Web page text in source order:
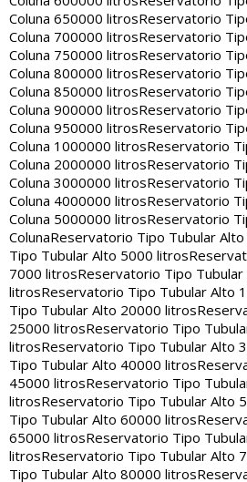
Coluna 650000 litrosReservatorio
Coluna 700000 litrosReservatorio
Coluna 750000 litrosReservatorio
Coluna 800000 litrosReservatorio
Coluna 850000 litrosReservatorio
Coluna 900000 litrosReservatorio
Coluna 950000 litrosReservatorio
Coluna 1000000 litrosReservatorio
Coluna 2000000 litrosReservatorio
Coluna 3000000 litrosReservatorio
Coluna 4000000 litrosReservatorio
Coluna 5000000 litrosReservatorio
ColunaReservatorio Tipo Tubular
Tipo Tubular Alto 5000 litros
7000 litrosReservatorio Tipo
litrosReservatorio Tipo Tubular Alto
Tipo Tubular Alto 20000 litros
25000 litrosReservatorio Tipo
litrosReservatorio Tipo Tubular Alto
Tipo Tubular Alto 40000 litros
45000 litrosReservatorio Tipo
litrosReservatorio Tipo Tubular Alto
Tipo Tubular Alto 60000 litros
65000 litrosReservatorio Tipo
litrosReservatorio Tipo Tubular Alto
Tipo Tubular Alto 80000 litros